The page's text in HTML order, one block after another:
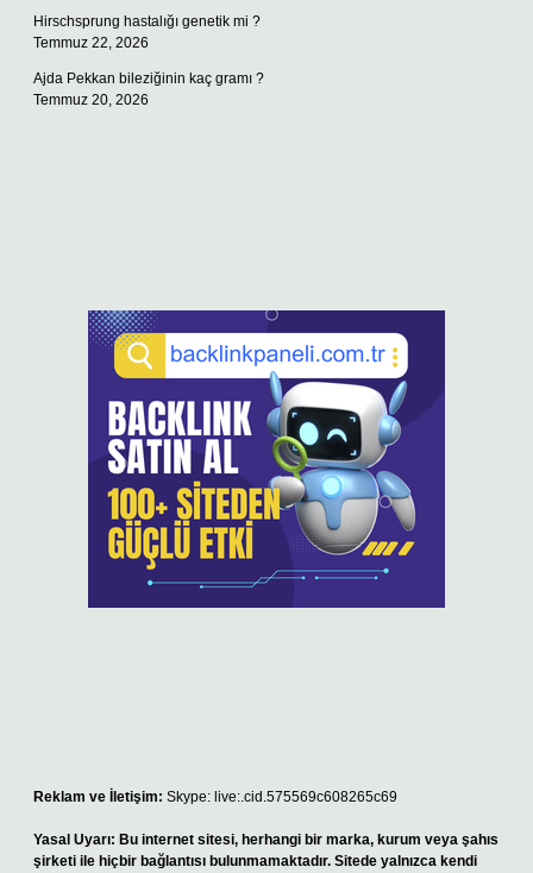
Hirschsprung hastalığı genetik mi ?
Temmuz 22, 2026
Ajda Pekkan bileziğinin kaç gramı ?
Temmuz 20, 2026
Reklam ve İletişim: Skype: live:.cid.575569c608265c69
Yasal Uyarı: Bu internet sitesi, herhangi bir marka, kurum veya şahıs
şirketi ile hiçbir bağlantısı bulunmamaktadır. Sitede yalnızca kendi